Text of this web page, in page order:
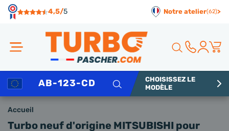
4,5/5 Notre atelier(62)>
Rechercher
CHOISISSEZ LE
MODÈLE
Accueil
Turbo neuf d'origine MITSUBISHI pour
Panneau de gestion des cookies